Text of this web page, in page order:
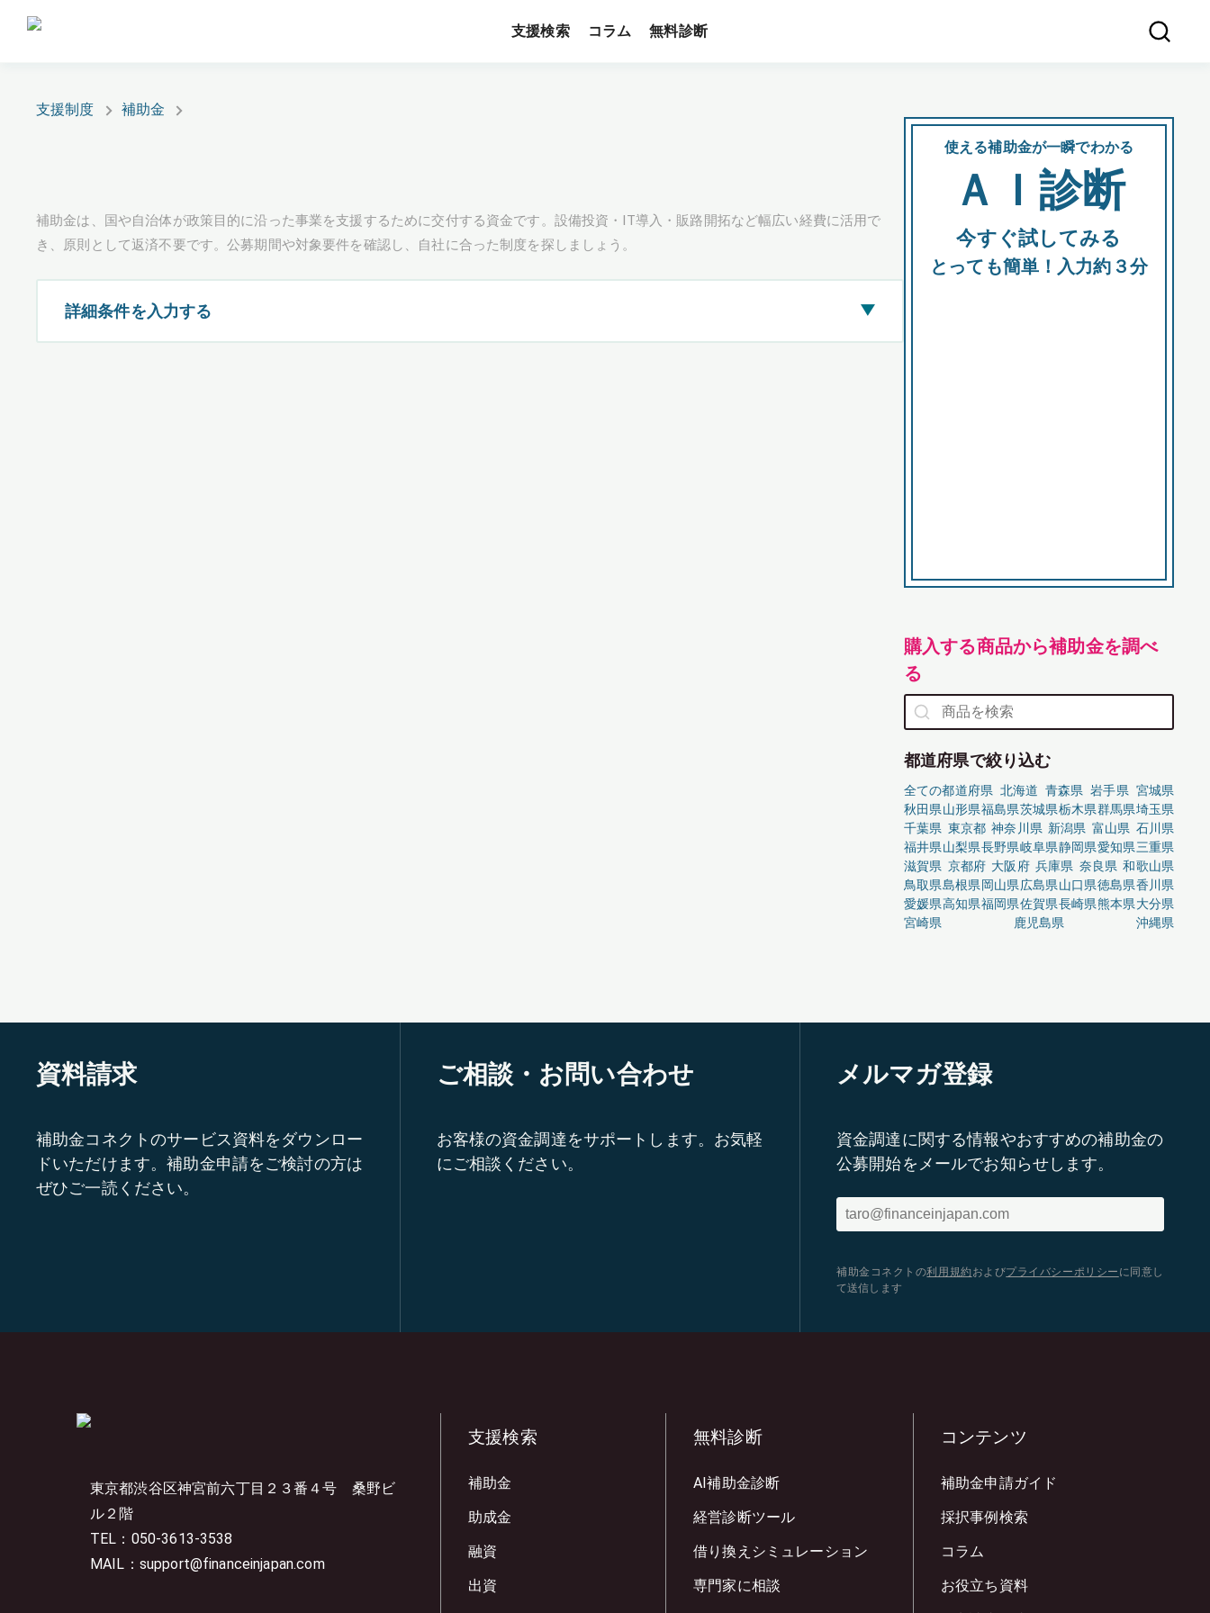
支援検索 コラム 無料診断
支援制度 補助金
補助金は、国や自治体が政策目的に沿った事業を支援するために交付する資金です。設備投資・IT導入・販路開拓など幅広い経費に活用で
き、原則として返済不要です。公募期間や対象要件を確認し、自社に合った制度を探しましょう。
詳細条件を入力する ▶
使える補助金が一瞬でわかる
ＡＩ診断
今すぐ試してみる
とっても簡単！入力約３分
購入する商品から補助金を調べ
る
都道府県で絞り込む
全ての都道府県 北海道 青森県 岩手県 宮城県
秋田県山形県福島県茨城県栃木県群馬県埼玉県
千葉県 東京都 神奈川県 新潟県 富山県 石川県
福井県山梨県長野県岐阜県静岡県愛知県三重県
滋賀県 京都府 大阪府 兵庫県 奈良県 和歌山県
鳥取県島根県岡山県広島県山口県徳島県香川県
愛媛県高知県福岡県佐賀県長崎県熊本県大分県
宮崎県
鹿児島県 沖縄県
資料請求
補助金コネクトのサービス資料をダウンロー
ドいただけます。補助金申請をご検討の方は
ぜひご一読ください。
ご相談・お問い合わせ
お客様の資金調達をサポートします。お気軽
にご相談ください。
メルマガ登録
資金調達に関する情報やおすすめの補助金の
公募開始をメールでお知らせします。
補助金コネクトの利用規約 およびプライバシーポリシー に同意し
て送信します
東京都渋谷区神宮前六丁目２３番４号 桑野ビ
ル２階
TEL：050-3613-3538
MAIL：support@financeinjapan.com
支援検索
補助金
助成金
融資
出資
無料診断
AI補助金診断
経営診断ツール
借り換えシミュレーション
専門家に相談
コンテンツ
補助金申請ガイド
採択事例検索
コラム
お役立ち資料